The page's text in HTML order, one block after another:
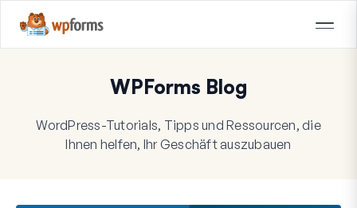
WPForms Blog
WordPress-Tutorials, Tipps und Ressourcen, die
Ihnen helfen, Ihr Geschäft auszubauen